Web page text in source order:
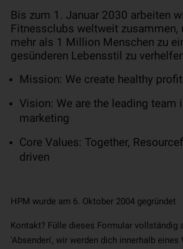
Bis zum 1. Januar 2030 arbeiten
Fitnessclubs weltweit zusammen,
mehr als 1 Million Menschen zu
gesünderen Lebensstil zu
Mission: We create healthy
Vision: We are the leading team
marketing
Core Values: Together,
driven
HPM wurde am 6. Oktober 2004 gegründet
Kontakt? Fülle dieses Formular vollständig
'Absenden', wir werden dich innerhalb eines